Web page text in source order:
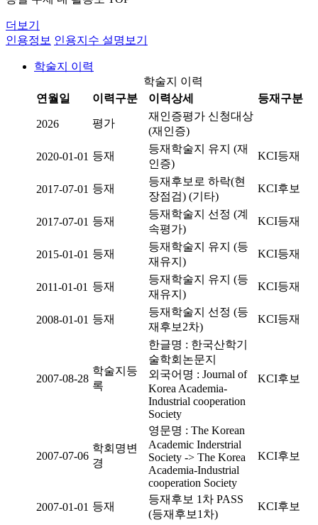
더보기
인용정보 인용지수 설명보기
학술지 이력
학술지 이력
연월일
이력구분 이력상세 등재구분
2026 평가
재인증평가 신청대상
(재인증)
2020-01-01 등재
등재학술지 유지 (재
인증)
KCI등재
2017-07-01 등재
등재후보로 하락(현
장점검) (기타)
KCI후보
2017-07-01 등재
등재학술지 선정 (계
속평가)
KCI등재
2015-01-01 등재
등재학술지 유지 (등
재유지)
KCI등재
2011-01-01 등재
등재학술지 유지 (등
재유지)
KCI등재
2008-01-01 등재
등재학술지 선정 (등
재후보2차)
KCI등재
2007-08-28
학술지등
록
한글명 : 한국산학기
술학회논문지
외국어명 : Journal of
Korea Academia-
Industrial cooperation
Society
KCI후보
2007-07-06
학회명변
경
영문명 : The Korean
Academic Inderstrial
Society -> The Korea
Academia-Industrial
cooperation Society
KCI후보
2007-01-01 등재
등재후보 1차 PASS
(등재후보1차)
KCI후보